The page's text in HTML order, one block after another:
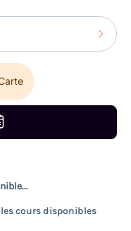
cours disponibles